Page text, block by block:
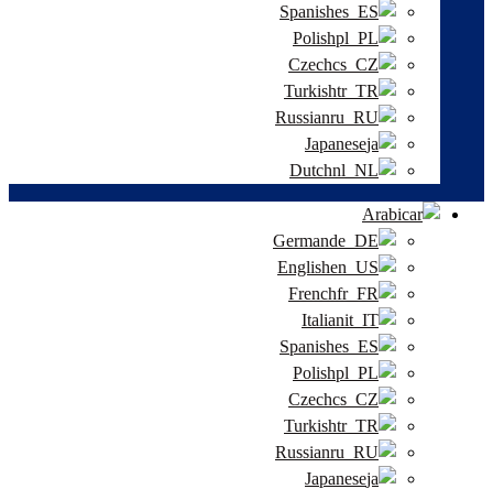
Spanish
Polish
Czech
Turkish
Russian
Japanese
Dutch
Arabic
German
English
French
Italian
Spanish
Polish
Czech
Turkish
Russian
Japanese